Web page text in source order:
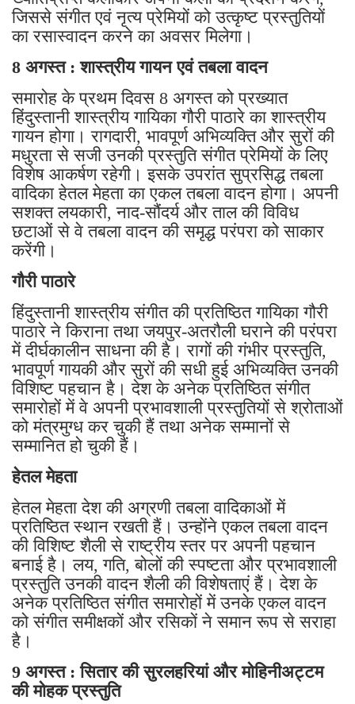
जिससे संगीत एवं नृत्य प्रेमियों को उत्कृष्ट प्रस्तुतियों
का रसास्वादन करने का अवसर मिलेगा।
8 अगस्त : शास्त्रीय गायन एवं तबला वादन
समारोह के प्रथम दिवस 8 अगस्त को प्रख्यात
हिंदुस्तानी शास्त्रीय गायिका गौरी पाठारे का शास्त्रीय
गायन होगा। रागदारी, भावपूर्ण अभिव्यक्ति और सुरों की
मधुरता से सजी उनकी प्रस्तुति संगीत प्रेमियों के लिए
विशेष आकर्षण रहेगी। इसके उपरांत सुप्रसिद्ध तबला
वादिका हेतल मेहता का एकल तबला वादन होगा। अपनी
सशक्त लयकारी, नाद-सौंदर्य और ताल की विविध
छटाओं से वे तबला वादन की समृद्ध परंपरा को साकार
करेंगी।
गौरी पाठारे
हिंदुस्तानी शास्त्रीय संगीत की प्रतिष्ठित गायिका गौरी
पाठारे ने किराना तथा जयपुर-अतरौली घराने की परंपरा
में दीर्घकालीन साधना की है। रागों की गंभीर प्रस्तुति,
भावपूर्ण गायकी और सुरों की सधी हुई अभिव्यक्ति उनकी
विशिष्ट पहचान है। देश के अनेक प्रतिष्ठित संगीत
समारोहों में वे अपनी प्रभावशाली प्रस्तुतियों से श्रोताओं
को मंत्रमुग्ध कर चुकी हैं तथा अनेक सम्मानों से
सम्मानित हो चुकी हैं।
हेतल मेहता
हेतल मेहता देश की अग्रणी तबला वादिकाओं में
प्रतिष्ठित स्थान रखती हैं। उन्होंने एकल तबला वादन
की विशिष्ट शैली से राष्ट्रीय स्तर पर अपनी पहचान
बनाई है। लय, गति, बोलों की स्पष्टता और प्रभावशाली
प्रस्तुति उनकी वादन शैली की विशेषताएं हैं। देश के
अनेक प्रतिष्ठित संगीत समारोहों में उनके एकल वादन
को संगीत समीक्षकों और रसिकों ने समान रूप से सराहा
है।
9 अगस्त : सितार की सुरलहरियां और मोहिनीअट्टम
की मोहक प्रस्तुति